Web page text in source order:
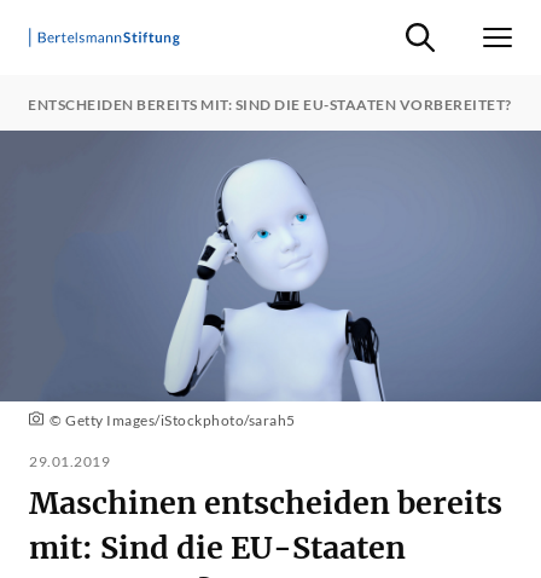
Suche ein-/
ENTSCHEIDEN BEREITS MIT: SIND DIE EU-STAATEN VORBEREITET?
© Getty Images/iStockphoto/sarah5
29.01.2019
Maschinen entscheiden bereits
mit: Sind die EU-Staaten